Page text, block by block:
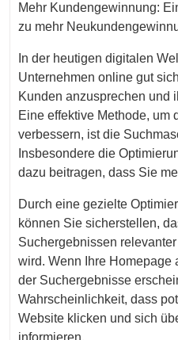
Mehr Kundengewinnung:
zu mehr
In der heutigen digitalen
Unternehmen online gut
Kunden anzusprechen und
Eine effektive Methode, um
verbessern, ist die
Insbesondere die
dazu beitragen, dass Sie
Durch eine gezielte
können Sie sicherstellen,
Suchergebnissen
wird. Wenn Ihre Homepage
der Suchergebnisse
Wahrscheinlichkeit, dass
Website klicken und sich
informieren.